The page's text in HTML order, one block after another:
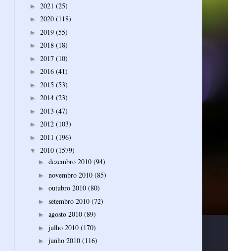
► 2021 (25)
► 2020 (118)
► 2019 (55)
► 2018 (18)
► 2017 (10)
► 2016 (41)
► 2015 (53)
► 2014 (23)
► 2013 (47)
► 2012 (103)
► 2011 (196)
▼ 2010 (1579)
► dezembro 2010 (94)
► novembro 2010 (85)
► outubro 2010 (80)
► setembro 2010 (72)
► agosto 2010 (89)
► julho 2010 (170)
► junho 2010 (116)